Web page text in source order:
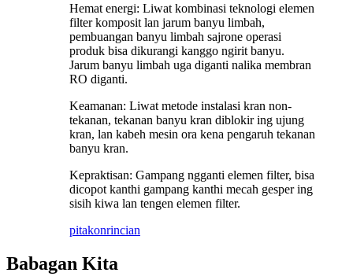
Hemat energi: Liwat kombinasi teknologi elemen
filter komposit lan jarum banyu limbah,
pembuangan banyu limbah sajrone operasi
produk bisa dikurangi kanggo ngirit banyu.
Jarum banyu limbah uga diganti nalika membran
RO diganti.
Keamanan: Liwat metode instalasi kran non-
tekanan, tekanan banyu kran diblokir ing ujung
kran, lan kabeh mesin ora kena pengaruh tekanan
banyu kran.
Kepraktisan: Gampang ngganti elemen filter, bisa
dicopot kanthi gampang kanthi mecah gesper ing
sisih kiwa lan tengen elemen filter.
pitakonrincian
Babagan Kita